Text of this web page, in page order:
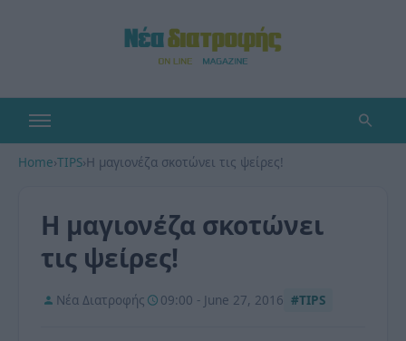
Home›TIPS›H μαγιονέζα σκοτώνει τις ψείρες!
H μαγιονέζα σκοτώνει
τις ψείρες!
Νέα Διατροφής 09:00 - June 27, 2016 #TIPS